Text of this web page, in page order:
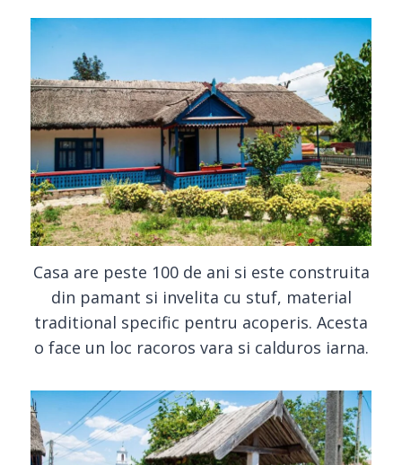
Casa are peste 100 de ani si este construita
din pamant si invelita cu stuf, material
traditional specific pentru acoperis. Acesta
o face un loc racoros vara si calduros iarna.